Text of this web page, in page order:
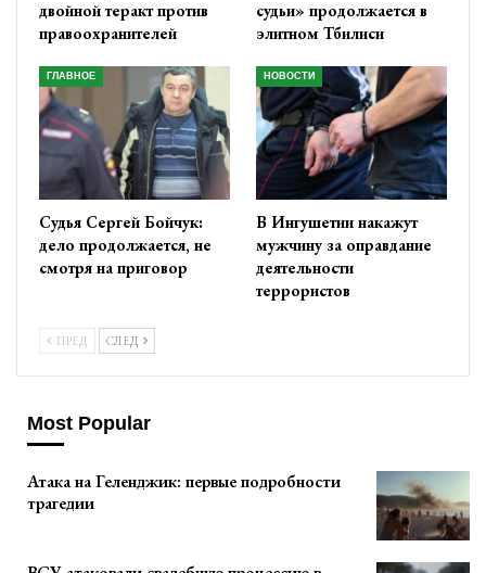
двойной теракт против
правоохранителей
судьи» продолжается в
элитном Тбилиси
ГЛАВНОЕ
Судья Сергей Бойчук:
дело продолжается, не
смотря на приговор
НОВОСТИ
В Ингушетии накажут
мужчину за оправдание
деятельности
террористов
ПРЕД СЛЕД
Most Popular
Атака на Геленджик: первые подробности
трагедии